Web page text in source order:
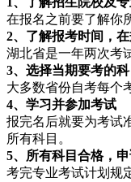
在报名之前要了解你
2、了解报考时间，
湖北省是一年两次考
3、选择当期要考的科
大多数省份自考每个
4、学习并参加考试
报完名后就要为考试
所有科目。
5、所有科目合格，申
考完专业考试计划规